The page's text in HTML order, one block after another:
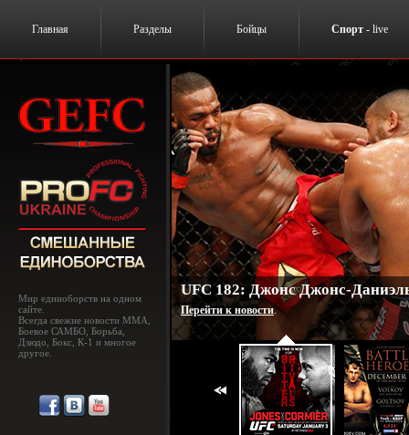
Главная Разделы Бойцы Спорт - live
Мир единоборств на одном
сайте.
Всегда свежие новости MMA,
Боевое САМБО, Борьба,
Дзюдо, Бокс, К-1 и многое
другое.
UFC 182: Джонс Джонс-
Перейти к новости.